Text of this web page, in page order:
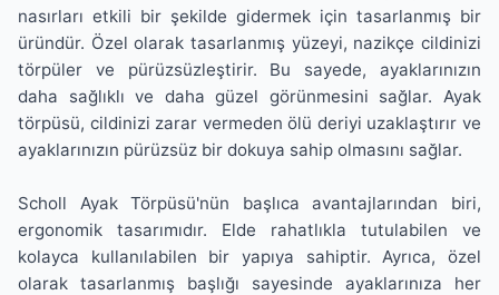
nasırları etkili bir şekilde gidermek için tasarlanmış bir
üründür. Özel olarak tasarlanmış yüzeyi, nazikçe cildinizi
törpüler ve pürüzsüzleştirir. Bu sayede, ayaklarınızın
daha sağlıklı ve daha güzel görünmesini sağlar. Ayak
törpüsü, cildinizi zarar vermeden ölü deriyi uzaklaştırır ve
ayaklarınızın pürüzsüz bir dokuya sahip olmasını sağlar.
Scholl Ayak Törpüsü'nün başlıca avantajlarından biri,
ergonomik tasarımıdır. Elde rahatlıkla tutulabilen ve
kolayca kullanılabilen bir yapıya sahiptir. Ayrıca, özel
olarak tasarlanmış başlığı sayesinde ayaklarınıza her